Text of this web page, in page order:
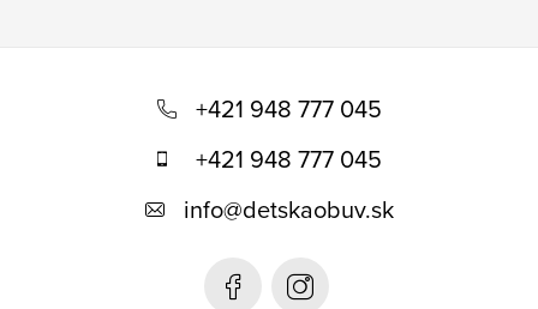
+421 948 777 045
+421 948 777 045
info@detskaobuv.sk